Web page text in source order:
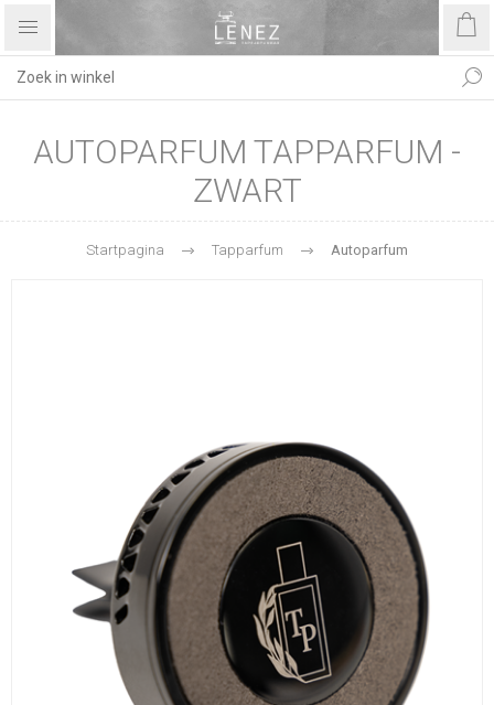
AUTOPARFUM TAPPARFUM -
ZWART
Startpagina Tapparfum Autoparfum